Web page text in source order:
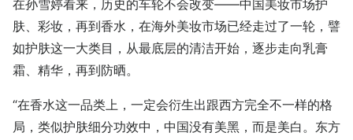
在孙雪婷看来，历史的车轮不会改变——中国美妆市场护
肤、彩妆，再到香水，在海外美妆市场已经走过了一轮，譬
如护肤这一大类目，从最底层的清洁开始，逐步走向乳膏
霜、精华，再到防晒。
“在香水这一品类上，一定会衍生出跟西方完全不一样的格
局，类似护肤细分功效中，中国没有美黑，而是美白。东方